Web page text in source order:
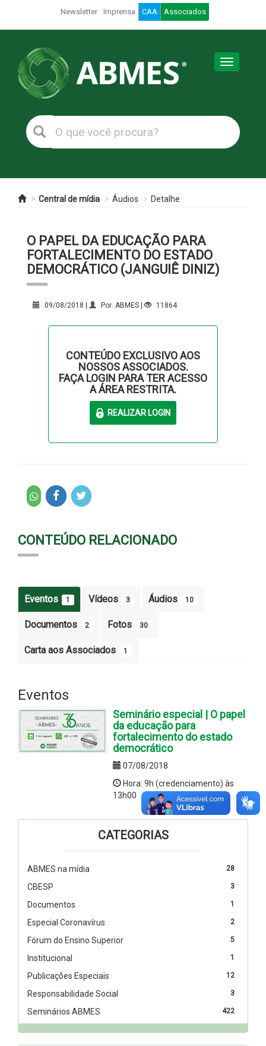
Newsletter Imprensa CAA Associados
Toggle
Central de mídia Áudios Detalhe
O PAPEL DA EDUCAÇÃO PARA
FORTALECIMENTO DO ESTADO
DEMOCRÁTICO (JANGUIÊ DINIZ)
09/08/2018 | Por: ABMES | 11864
CONTEÚDO EXCLUSIVO AOS
NOSSOS ASSOCIADOS.
FAÇA LOGIN PARA TER ACESSO
A ÁREA RESTRITA.
CONTEÚDO RELACIONADO
Eventos 1 Vídeos 3 Áudios 10
Documentos 2 Fotos 30
Carta aos Associados 1
Eventos
Seminário especial | O papel
da educação para
fortalecimento do estado
democrático
07/08/2018
Hora: 9h (credenciamento) às
13h00
CATEGORIAS
28
ABMES na mídia
3
CBESP
1
Documentos
2
Especial Coronavírus
5
Fórum do Ensino Superior
1
Institucional
12
Publicações Especiais
3
Responsabilidade Social
422
Seminários ABMES